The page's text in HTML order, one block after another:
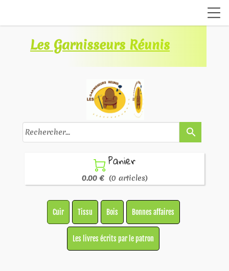
Les Garnisseurs Réunis
search
 Panier
0.00 € (0 articles)
Cuir Tissu Bois Bonnes affaires
Les livres écrits par le patron